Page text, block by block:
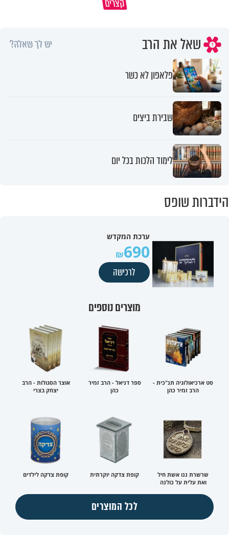
קצרים
שאל את הרב יש לך שאלה?
פלאפון לא כשר
שבירת ביצים
לימוד הלכות בכל יום
הידברות שופס
ערכת המקדש
690
לרכישה
מוצרים נוספים
סט ארכיאולוגיה תנ"כית -
הרב זמיר כהן
ספר דניאל - הרב זמיר
כהן
אוצר הסגולות - הרב
יצחק בצרי
שרשרת ננו אשת חיל
ואת עלית על כולנה
קופת צדקה יוקרתית קופת צדקה לילדים
לכל המוצרים